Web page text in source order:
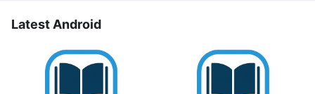
Latest Android